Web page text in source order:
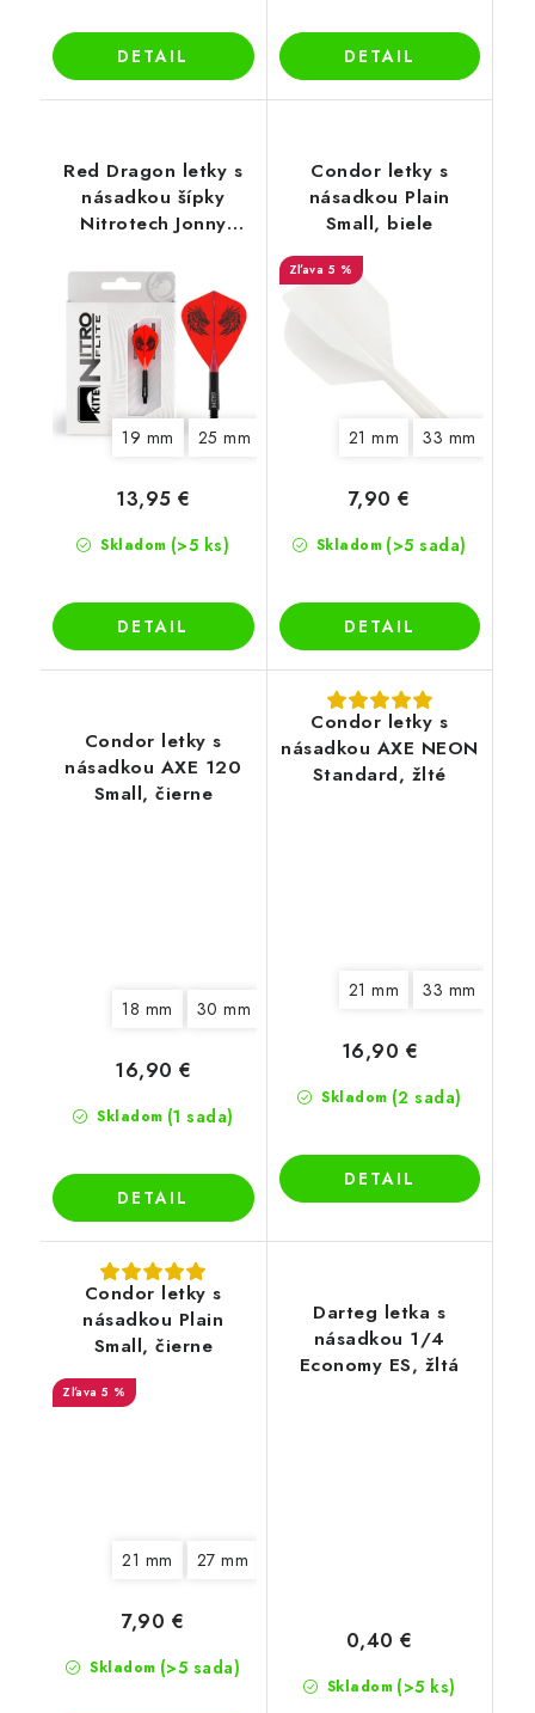
DETAIL DETAIL
Red Dragon letky s
násadkou šípky
Nitrotech Jonny
19 mm 25 mm
Skladom (>5 ks)
13,95 €
DETAIL
Condor letky s
násadkou Plain
Small, biele
5 %
21 mm 33 mm
Skladom (>5 sada)
7,90 €
DETAIL
Condor letky s
násadkou AXE 120
Small, čierne
18 mm 30 mm
Skladom (1 sada)
16,90 €
DETAIL
Condor letky s
násadkou AXE NEON
Standard, žlté
21 mm 33 mm
Skladom (2 sada)
16,90 €
DETAIL
Condor letky s
násadkou Plain
Small, čierne
5 %
21 mm 27 mm
Skladom (>5 sada)
7,90 €
Darteg letka s
násadkou 1/4
Economy ES, žltá
Skladom (>5 ks)
0,40 €